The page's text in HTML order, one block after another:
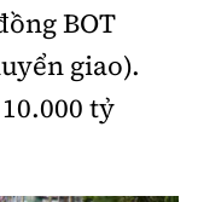
ngày 1/4/2025.
Giảng Võ,
BOT
giao).
tỷ